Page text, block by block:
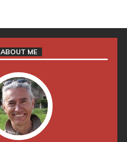
ABOUT ME